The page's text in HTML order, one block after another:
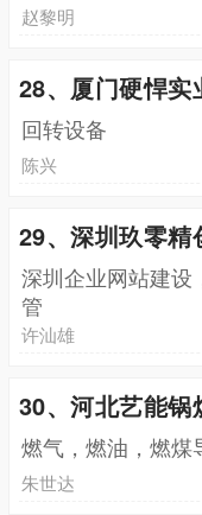
赵黎明
28、厦门硬悍实
回转设备
陈兴
29、深圳玖零精
深圳企业网站建设
管
许汕雄
30、河北艺能锅
燃气，燃油，燃煤
朱世达